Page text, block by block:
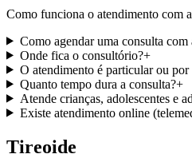
Como funciona o atendimento com
Como agendar uma consulta
Onde fica o consultório?+
O atendimento é particular ou
Quanto tempo dura a consulta?+
Atende crianças, adolescentes e
Existe atendimento online
Tireoide